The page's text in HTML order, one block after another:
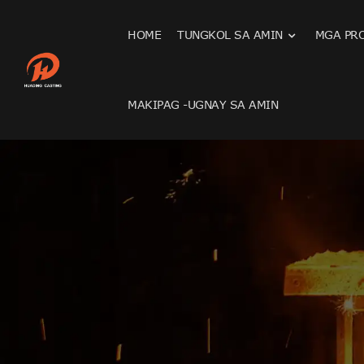
HOME TUNGKOL SA AMIN MGA
MAKIPAG -UGNAY SA AMIN